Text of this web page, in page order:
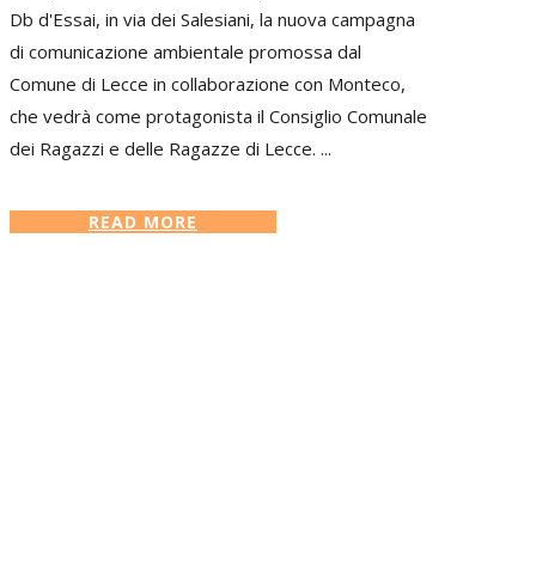
Db d'Essai, in via dei Salesiani, la nuova campagna
di comunicazione ambientale promossa dal
Comune di Lecce in collaborazione con Monteco,
che vedrà come protagonista il Consiglio Comunale
dei Ragazzi e delle Ragazze di Lecce. ...
READ MORE